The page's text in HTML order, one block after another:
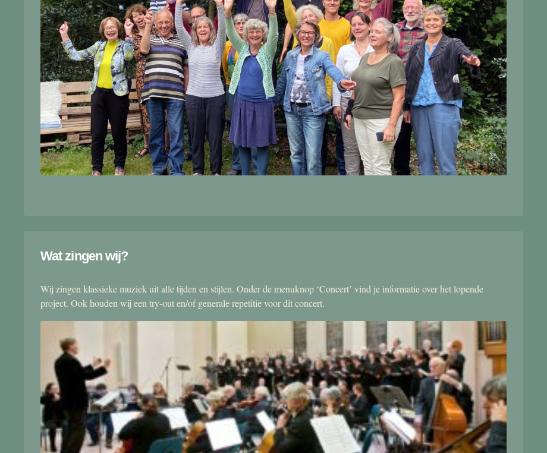
Wat zingen wij?
Wij zingen klassieke muziek uit alle tijden en stijlen. Onder de menuknop ‘Concert’ vind je informatie over het lopende
project. Ook houden wij een try-out en/of generale repetitie voor dit concert.